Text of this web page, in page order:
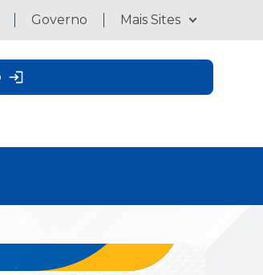
Governo Mais Sites